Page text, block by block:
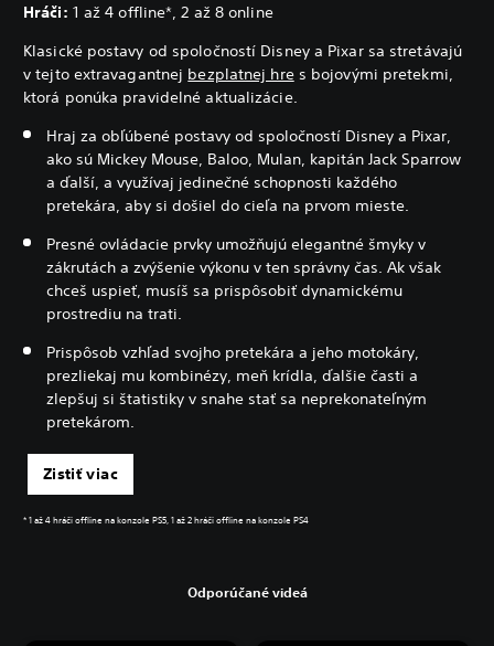
Hráči: 1 až 4 offline*, 2 až 8 online
Klasické postavy od spoločností Disney a Pixar sa stretávajú
v tejto extravagantnej bezplatnej hres bojovými pretekmi,
ktorá ponúka pravidelné aktualizácie.
Hraj za obľúbené postavy od spoločností Disney a Pixar,
ako sú Mickey Mouse, Baloo, Mulan, kapitán Jack Sparrow
a ďalší, a využívaj jedinečné schopnosti každého
pretekára, aby si došiel do cieľa na prvom mieste.
Presné ovládacie prvky umožňujú elegantné šmyky v
zákrutách a zvýšenie výkonu v ten správny čas. Ak však
chceš uspieť, musíš sa prispôsobiť dynamickému
prostrediu na trati.
Prispôsob vzhľad svojho pretekára a jeho motokáry,
prezliekaj mu kombinézy, meň krídla, ďalšie časti a
zlepšuj si štatistiky v snahe stať sa neprekonateľným
pretekárom.
Zistiť viac
* 1 až 4 hráči offline na konzole PS5, 1 až 2 hráči offline na konzole PS4
Odporúčané videá